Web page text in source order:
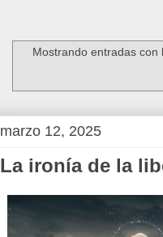
Mostrando entradas con
marzo 12, 2025
La ironía de la